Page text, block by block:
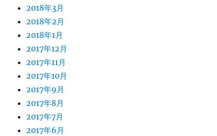
2018年3月
2018年2月
2018年1月
2017年12月
2017年11月
2017年10月
2017年9月
2017年8月
2017年7月
2017年6月